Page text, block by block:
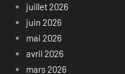
juillet 2026
juin 2026
mai 2026
avril 2026
mars 2026